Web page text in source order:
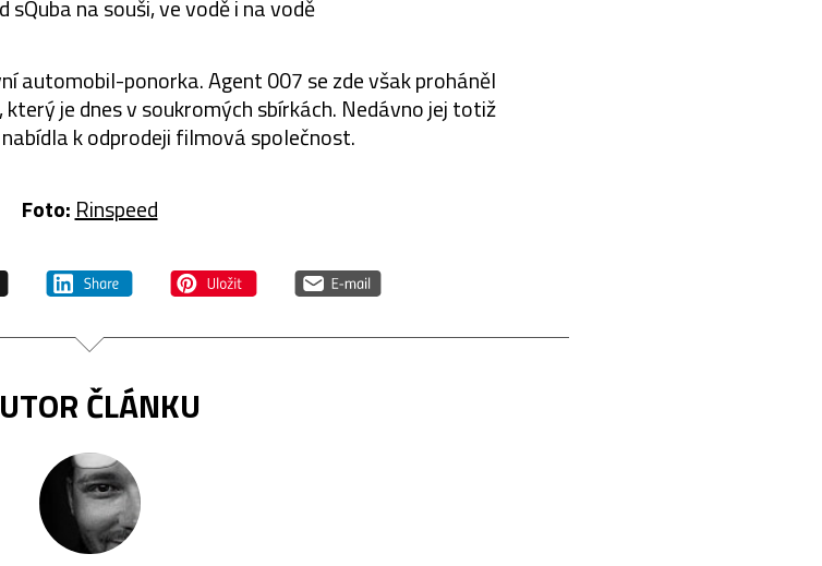
sQuba na souši, ve vodě i na vodě
automobil-ponorka. Agent 007 se zde však proháněl
je dnes v soukromých sbírkách. Nedávno jej totiž
k odprodeji filmová společnost.
Foto:Rinspeed
ČLÁNKU